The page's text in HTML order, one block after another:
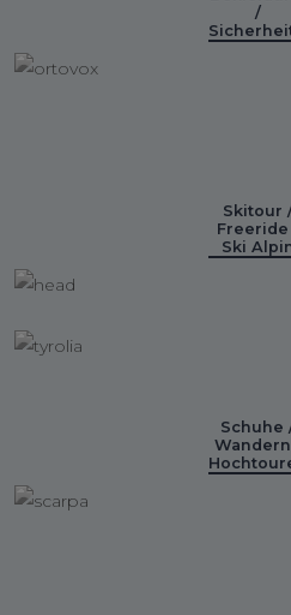
/
Skitour
Freeride
Ski
Schuhe